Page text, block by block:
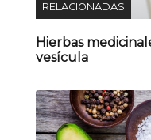
RELACIONADAS
Hierbas
vesícula